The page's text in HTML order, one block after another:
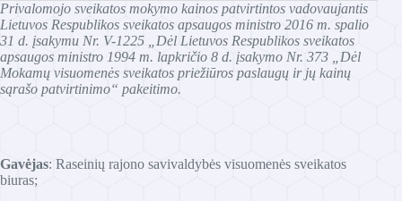
Privalomojo sveikatos mokymo kainos patvirtintos vadovaujantis
Lietuvos Respublikos sveikatos apsaugos ministro 2016 m. spalio
31 d. įsakymu Nr. V-1225
Dėl Lietuvos Respublikos sveikatos
apsaugos ministro 1994 m. lapkričio 8 d. įsakymo Nr. 373 „Dėl
Mokamų visuomenės sveikatos priežiūros paslaugų ir jų kainų
sąrašo patvirtinimo“ pakeitimo.
Gavėjas: Raseinių rajono savivaldybės visuomenės sveikatos
biuras;